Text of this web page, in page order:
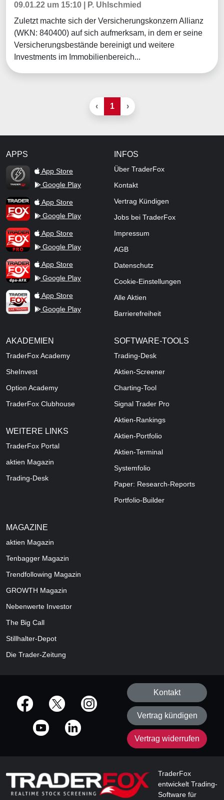
09.01.22 um 15:10 | P. Uhlschmied
Zuletzt machte sich der Versicherungskonzern Allianz
(WKN: 840400) auf sich aufmerksam, in dem er seine
Versicherungsbestände bereinigt und weitere
Investments im Immobilienbereich...
‹ 1 ›
APPS
TraderFox Flash
App Store
Google Play
TraderFox AppApp Store
Google Play
TraderFox ProApp Store
Google Play
TraderFox dpa-AFX ProFeed
App Store
Google Play
TraderFox Live Trading
App Store
Google Play
INFOS
Über TraderFox
Kontakt
Vertrag Kündigen
Jobs bei TraderFox
Impressum
AGB
Datenschutz
Cookie-Einstellungen
Alle Aktien
Barrierefreiheit
AKADEMIEN
TraderFox Academy
SheInvest
Option Academy
TraderFox Clubhouse
WEITERE LINKS
TraderFox Portal
aktien Magazin
Trading-Desk
SOFTWARE-TOOLS
Trading-Desk
Aktien-Screener
Charting-Tool
Signal Trader Pro
Aktien-Rankings
Aktien-Portfolio
Aktien-Terminal
Systemfolio
Paper: Research-Reports
Portfolio-Builder
MAGAZINE
aktien Magazin
Tenbagger Magazin
Trendfollowing Magazin
GROWTH Magazin
Nebenwerte Investor
The Big Call
Stillhalter-Depot
Die Trader-Zeitung
offizielle Social Media-Accounts
Kontakt
Vertrag kündigen
Vertrag widerrufen
TraderFox
entwickelt Trading-
Software für